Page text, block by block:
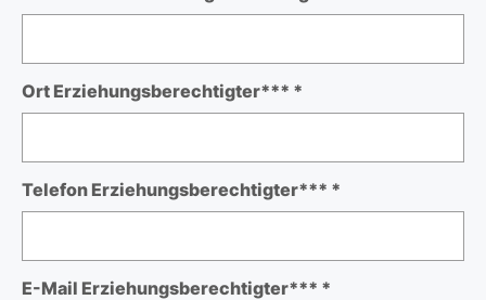
Ort Erziehungsberechtigter*** *
Telefon Erziehungsberechtigter*** *
E-Mail Erziehungsberechtigter*** *